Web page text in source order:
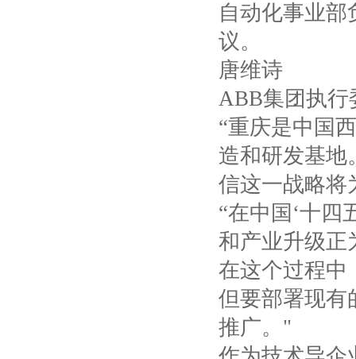
自动化事业部
议。
唐维诗
ABB集团执行
“重庆是中国
造和研发基地
信这一战略将
“在中国‘十四
和产业升级正
在这个过程中
但要部署现有
推广。"